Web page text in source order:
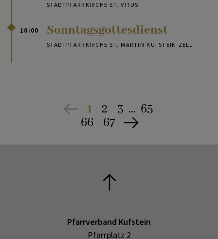
STADTPFARRKIRCHE ST. VITUS
10:00 Sonntagsgottesdienst
STADTPFARRKIRCHE ST. MARTIN KUFSTEIN ZELL
1 2 3 ... 65
66
67
Pfarrverband Kufstein
Pfarrplatz 2